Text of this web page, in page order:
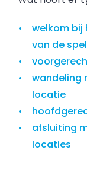
welkom bij
van de
wandeling
locatie
afsluiting
locaties